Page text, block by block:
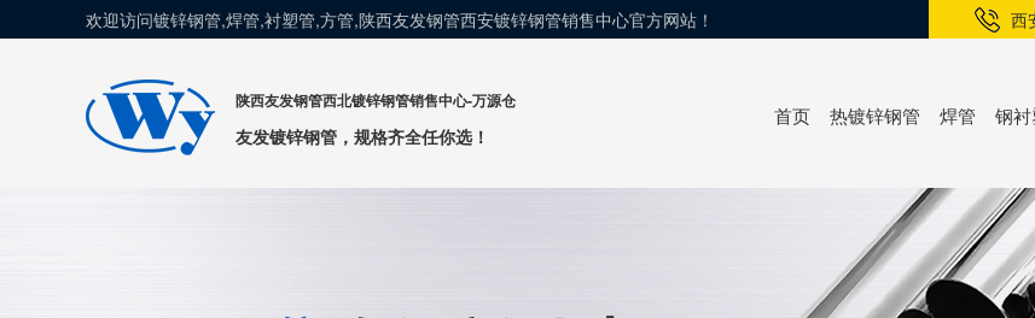
西
欢迎访问镀锌钢管,焊管,衬塑管,方管,陕西友发钢管西安镀锌钢管销售中心官方网站！
陕西友发钢管西北镀锌钢管销售中心-万源仓
友发镀锌钢管，规格齐全任你选！
首页 热镀锌钢管 焊管 钢